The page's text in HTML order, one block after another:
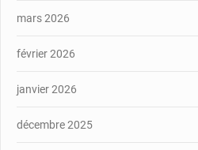
mars 2026
février 2026
janvier 2026
décembre 2025